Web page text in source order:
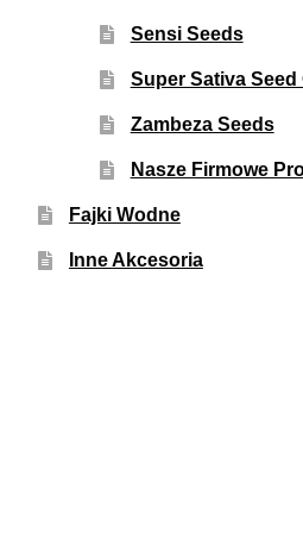
Sensi Seeds
Super Sativa Seed
Zambeza Seeds
Nasze Firmowe
Fajki Wodne
Inne Akcesoria